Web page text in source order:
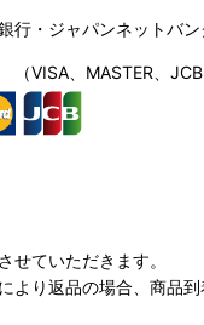
・ジャパンネットバン
VISA、MASTER、JCB
せていただきます。
より返品の場合、商品